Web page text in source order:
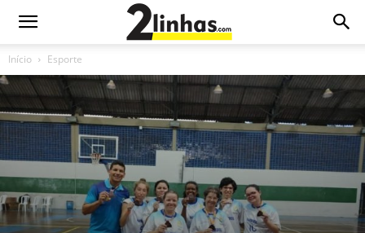
Início Esporte